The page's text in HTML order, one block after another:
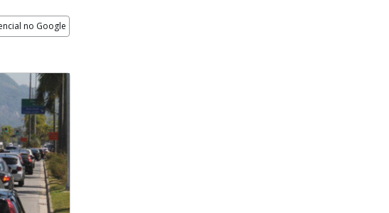
no Google